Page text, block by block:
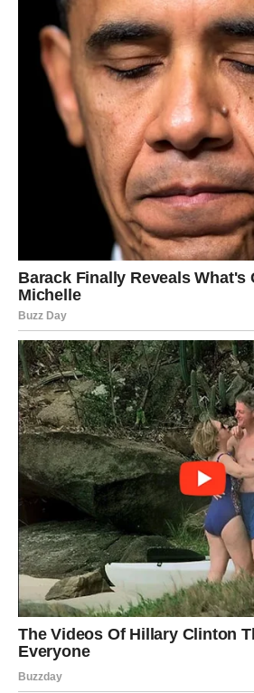
Jarčevi su često nosili teret
trenutak naplate – ali u vašu korist.
Na poslu – završava se ciklus
U ljubavi – ili gradite stabilno ili
Finansijski – moguće rešavanje
Pravda za vas dolazi kroz snagu i
VODOLIJA –
PROŠLOSTI
Vodolije zatvaraju jedno poglavlje.
Ako ste bili vezani za osobu koja
jasnoća.
Na poslu – ideje dobijaju priznanje.
U ljubavi – nova osoba može ući u
Pravda za vas dolazi kroz novi
RIBE – DUHOVNA